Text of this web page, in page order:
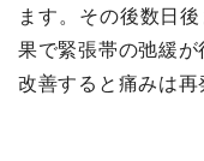
ます。その後数日
果で緊張帯の弛緩
改善すると痛みは再